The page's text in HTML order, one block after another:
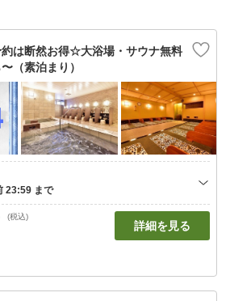
約は断然お得☆大浴場・サウナ無料
（素泊まり）
(税込)
詳細を見る